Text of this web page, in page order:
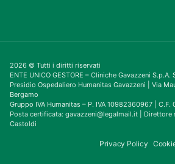
2026 © Tutti i diritti riservati
ENTE UNICO GESTORE – Cliniche Gavazzeni
Presidio Ospedaliero Humanitas Gavazzeni | Via
Bergamo
Gruppo IVA Humanitas – P. IVA 10982360967 |
Posta certificata: gavazzeni@legalmail.it | Direttore
Castoldi
Privacy Policy